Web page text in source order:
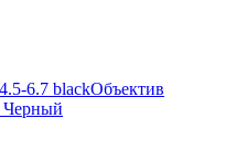
6.7 blackОбъектив
Черный